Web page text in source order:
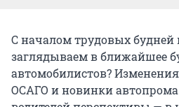
С началом трудовых будней
заглядываем в ближайшее
автомобилистов?
ОСАГО и новинки